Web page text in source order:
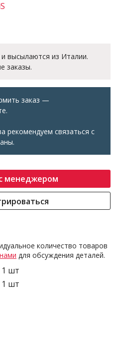
высылаются из Италии.
заказы.
заказ —
рекомендуем связаться с
менеджером
количество товаров
для обсуждения деталей.
1 шт
1 шт